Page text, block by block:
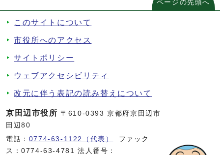
ページの先頭へ
このサイトについて
市役所へのアクセス
サイトポリシー
ウェブアクセシビリティ
改元に伴う表記の読み替えについて
京田辺市役所 〒610-0393 京都府京田辺市
田辺80
電話： 0774-63-1122（代表）
ファック
ス：0774-63-4781 法人番号：